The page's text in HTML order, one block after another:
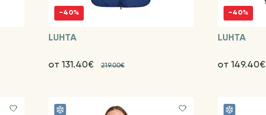
-40%
LUHTA
от 131.40€ 219.00€
-40%
LUHTA
от 149.40€